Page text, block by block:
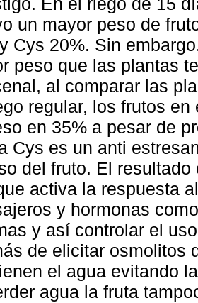
un mayor peso de
Cys 20%. Sin
peso que las plantas
al comparar las
regular, los frutos
en 35% a pesar de
Cys es un anti
del fruto. El
activa la respuesta
y hormonas
y así controlar el
de elicitar osmolitos
el agua evitando
agua la fruta